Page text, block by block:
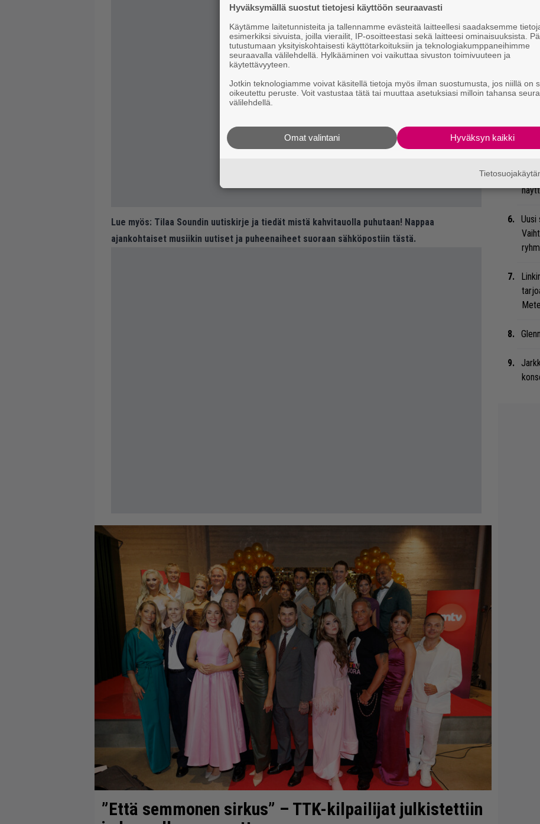
Lue myös: Tilaa Soundin uutiskirje ja tiedät mistä kahvitauolla puhutaan! Nappaa
ajankohtaiset musiikin uutiset ja puheenaiheet suoraan sähköpostiin tästä.
”Että semmonen sirkus” – TTK-kilpailijat julkistettiin
Se
Uusi
Hyväksymällä suostut tietojesi käyttöön seuraavasti
Käytämme laitetunnisteita ja tallennamme evästeitä laitteellesi saadaksemme
esimerkiksi sivuista, joilla vierailit, IP-osoitteestasi sekä laitteesi ominaisuuksista.
tutustumaan yksityiskohtaisesti käyttötarkoituksiin ja teknologiakumppaneihimme
seuraavalla välilehdellä. Hylkääminen voi vaikuttaa sivuston toimivuuteen ja
käytettävyyteen.
Jotkin teknologiamme voivat käsitellä tietoja myös ilman suostumusta, jos niillä on
oikeutettu peruste. Voit vastustaa tätä tai muuttaa asetuksiasi milloin tahansa
välilehdellä.
Hyväksyn kaikki
Omat valintani